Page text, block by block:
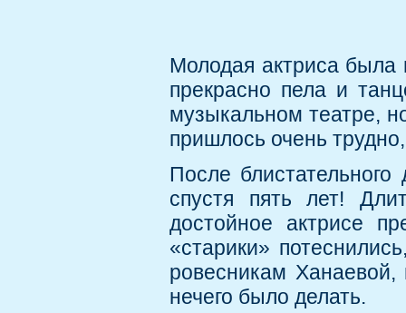
Молодая актриса была
прекрасно пела и
музыкальном театре,
пришлось очень
После
спустя пять лет!
достойное актрисе
«старики»
ровесникам Ханаевой,
нечего было делать.